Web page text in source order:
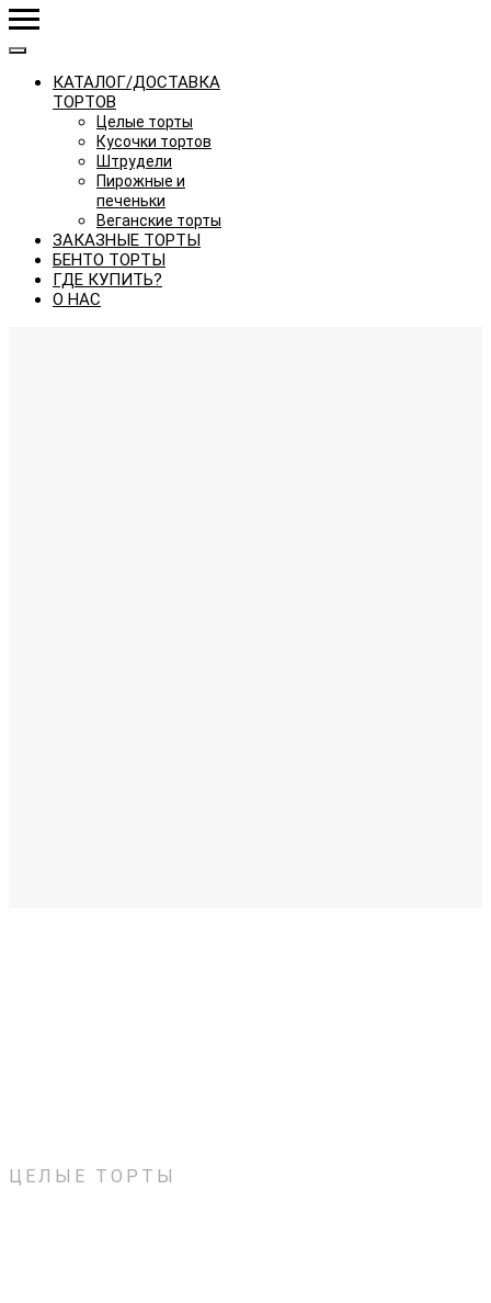
КАТАЛОГ/ДОСТАВКА
ТОРТОВ
Целые торты
Кусочки тортов
Штрудели
Пирожные и
печеньки
Веганские торты
ЗАКАЗНЫЕ ТОРТЫ
БЕНТО ТОРТЫ
ГДЕ КУПИТЬ?
О НАС
ЦЕЛЫЕ ТОРТЫ